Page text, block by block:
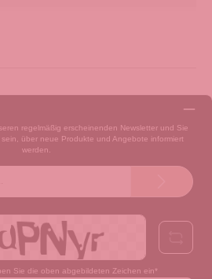
regelmäßig erscheinenden Newsletter und Sie
über neue Produkte und Angebote informiert
werden.
Sie die oben abgebildeten Zeichen ein*